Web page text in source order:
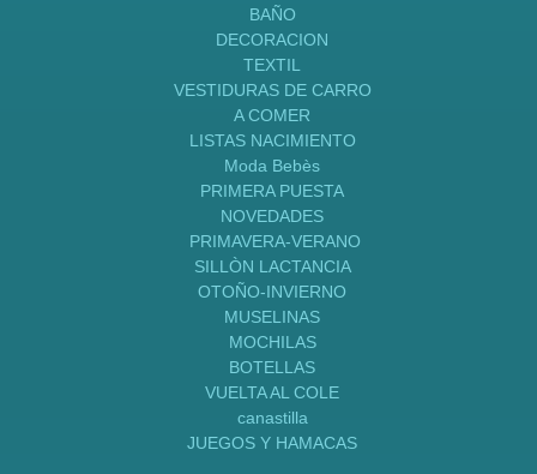
BAÑO
DECORACION
TEXTIL
VESTIDURAS DE CARRO
A COMER
LISTAS NACIMIENTO
Moda Bebès
PRIMERA PUESTA
NOVEDADES
PRIMAVERA-VERANO
SILLÒN LACTANCIA
OTOÑO-INVIERNO
MUSELINAS
MOCHILAS
BOTELLAS
VUELTA AL COLE
canastilla
JUEGOS Y HAMACAS